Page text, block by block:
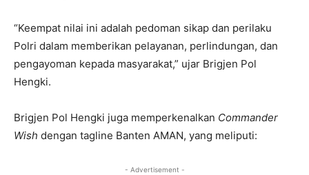
“Keempat nilai ini adalah pedoman sikap dan perilaku
Polri dalam memberikan pelayanan, perlindungan, dan
pengayoman kepada masyarakat,” ujar Brigjen Pol
Hengki.
Brigjen Pol Hengki juga memperkenalkan Commander
Wish dengan tagline Banten AMAN, yang meliputi:
- Advertisement -